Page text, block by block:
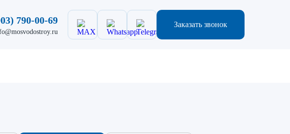
790-00-69 Заказать звонок